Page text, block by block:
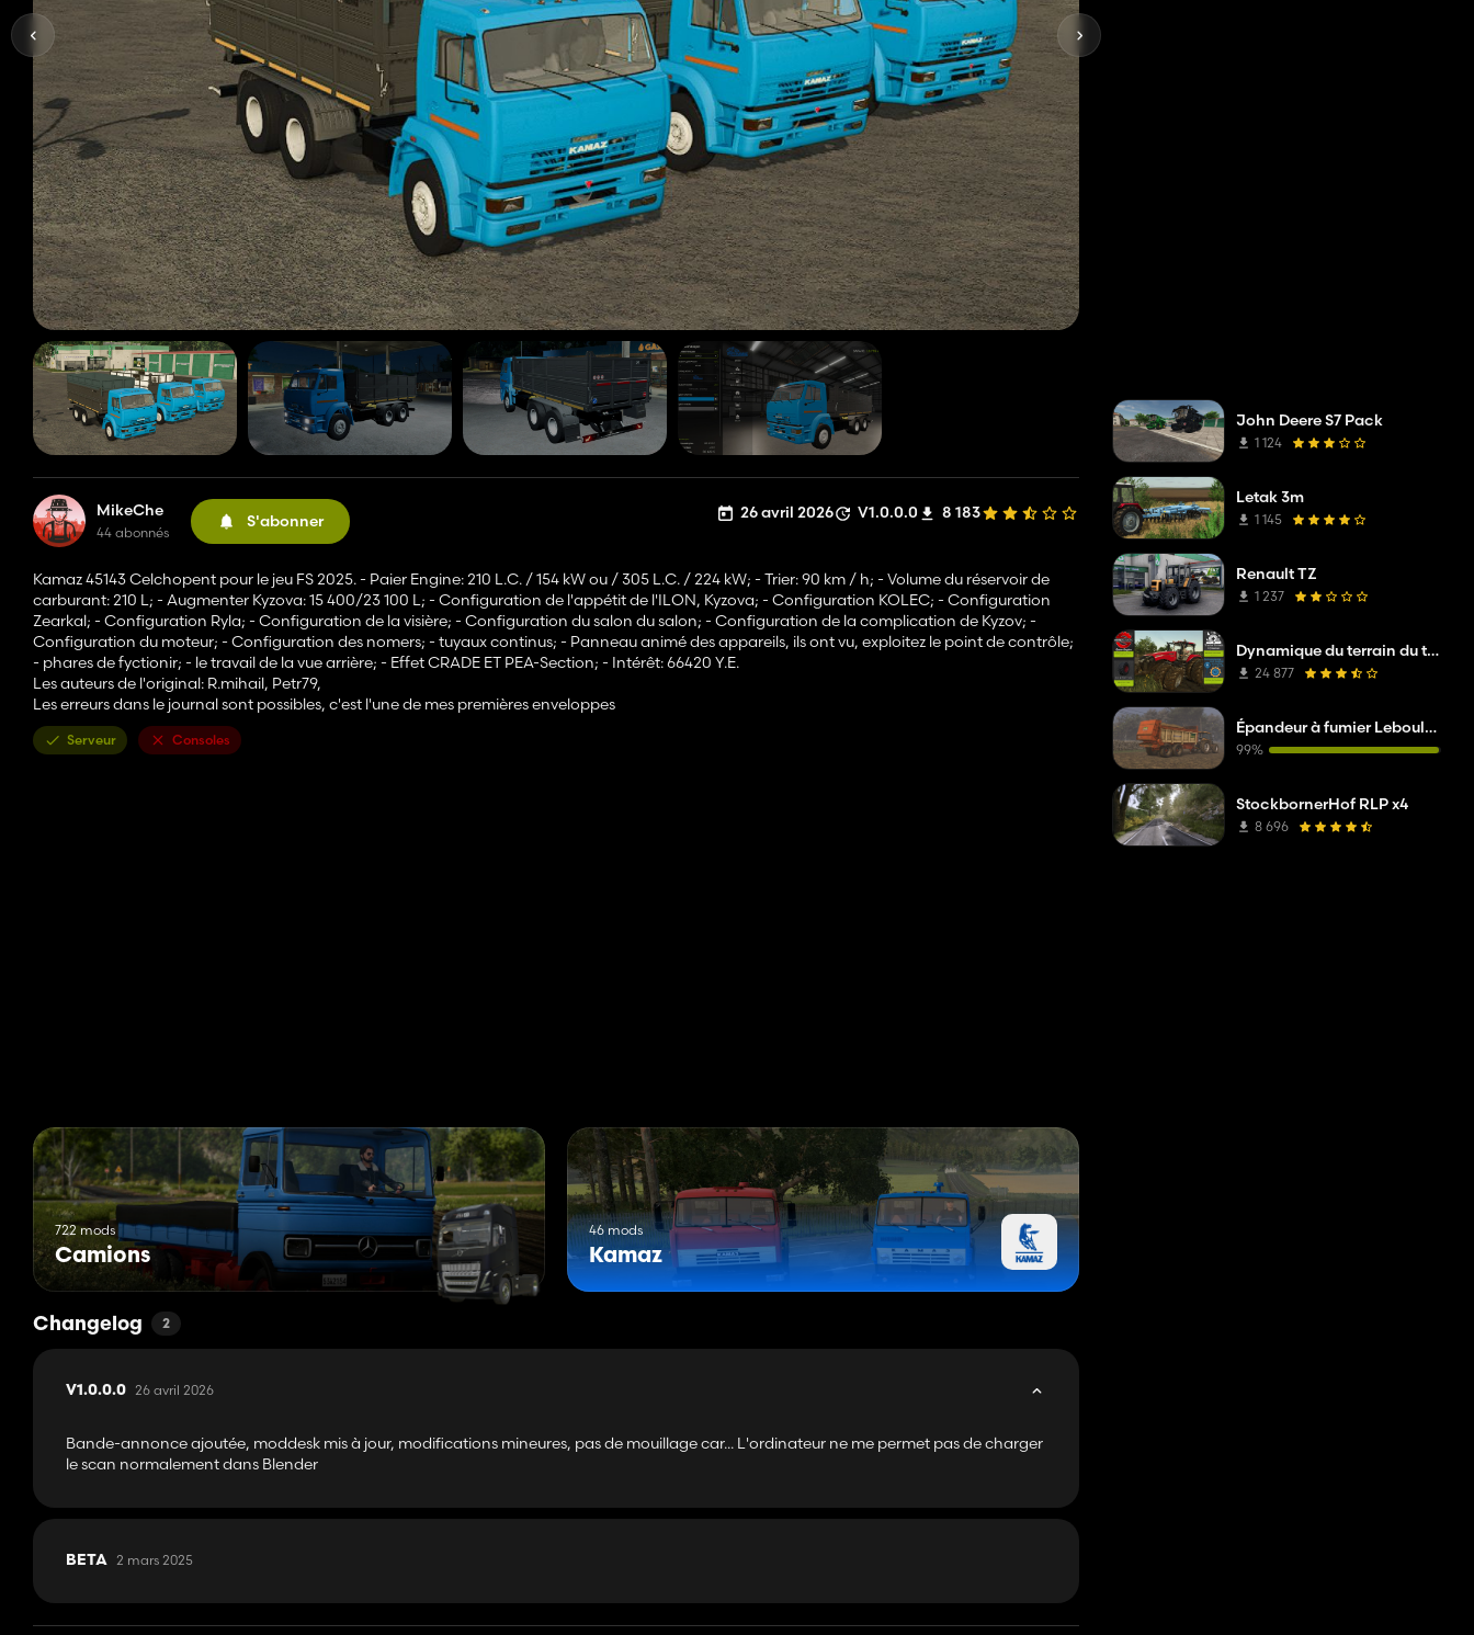
MikeChe
44 abonnés
S'abonner 26 avril 2026 V1.0.0.0 8 183
Kamaz 45143 Celchopent pour le jeu FS 2025. - Paier Engine: 210 L.C. / 154 kW ou / 305 L.C. / 224 kW; - Trier: 90 km / h; - Volume du réservoir de
carburant: 210 L; - Augmenter Kyzova: 15 400/23 100 L; - Configuration de l'appétit de l'ILON, Kyzova; - Configuration KOLEC; - Configuration
Zearkal; - Configuration Ryla; - Configuration de la visière; - Configuration du salon du salon; - Configuration de la complication de Kyzov; -
Configuration du moteur; - Configuration des nomers; - tuyaux continus; - Panneau animé des appareils, ils ont vu, exploitez le point de contrôle;
- phares de fyctionir; - le travail de la vue arrière; - Effet CRADE ET PEA-Section; - Intérêt: 66420 Y.E.
Les auteurs de l'original: R.mihail, Petr79,
Les erreurs dans le journal sont possibles, c'est l'une de mes premières enveloppes
Serveur Consoles
722 mods
Camions
46 mods
Kamaz
Changelog 2
V1.0.0.0 26 avril 2026
Bande-annonce ajoutée, moddesk mis à jour, modifications mineures, pas de mouillage car... L'ordinateur ne me permet pas de charger
le scan normalement dans Blender
BETA 2 mars 2025
John Deere S7 Pack
1 124
Letak 3m
1 145
Renault TZ
1 237
Dynamique du terrain du tracteur
24 877
Épandeur à fumier Leboulch
99%
StockbornerHof RLP x4
8 696